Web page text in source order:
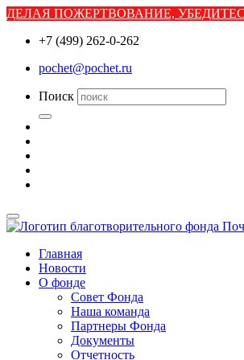
ДЕЛАЯ ПОЖЕРТВОВАНИЕ,
+7 (499) 262-0-262
pochet@pochet.ru
Поиск
Главная
Новости
О фонде
Совет Фонда
Наша команда
Партнеры Фонда
Документы
Отчетность